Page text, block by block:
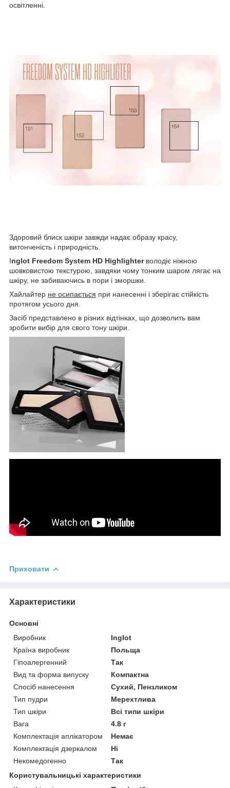
освітленні.
Здоровий блиск шкіри завжди надає образу красу,
витонченість і природність.
Inglot Freedom System HD Highlighterволодіє ніжною
шовковистою текстурою, завдяки чому тонким шаром лягає на
шкіру, не забиваючись в пори і зморшки.
Хайлайтер не осипається при нанесенні і зберігає стійкість
протягом усього дня.
Засіб представлено в різних відтінках, що дозволить вам
зробити вибір для свого тону шкіри.
Приховати
Характеристики
Основні
Виробник
Inglot
Країна виробник
Польща
Гіпоалергенний
Так
Вид та форма випуску
Компактна
Спосіб нанесення
Сухий, Пензликом
Тип пудри
Мерехтлива
Тип шкіри
Всі типи шкіри
Вага
4.8 г
Комплектація аплікатором
Немає
Комплектація дзеркалом
Ні
Некомедогенно
Так
Користувальницькі характеристики